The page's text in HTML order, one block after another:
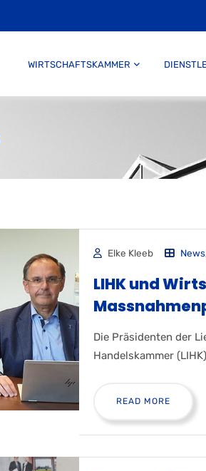
WIRTSCHAFTSKAMMER
Elke Kleeb News
LIHK und
Die Präsidenten der
Handelskammer
READ MORE